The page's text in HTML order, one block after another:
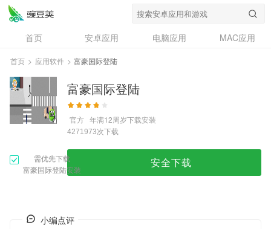
首页 安卓应用 电脑应用
MAC应用
资讯
专题
首页 > 应用软件 > 富豪国际登陆
富豪国际登陆
官方 年满12周岁下载安装
4271973次下载
需优先下载
富豪国际登陆安装
安全下载
小编点评